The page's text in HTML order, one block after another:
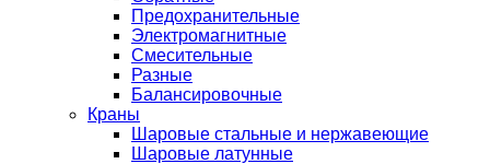
Предохранительные
Электромагнитные
Смесительные
Разные
Балансировочные
Краны
Шаровые стальные и нержавеющие
Шаровые латунные